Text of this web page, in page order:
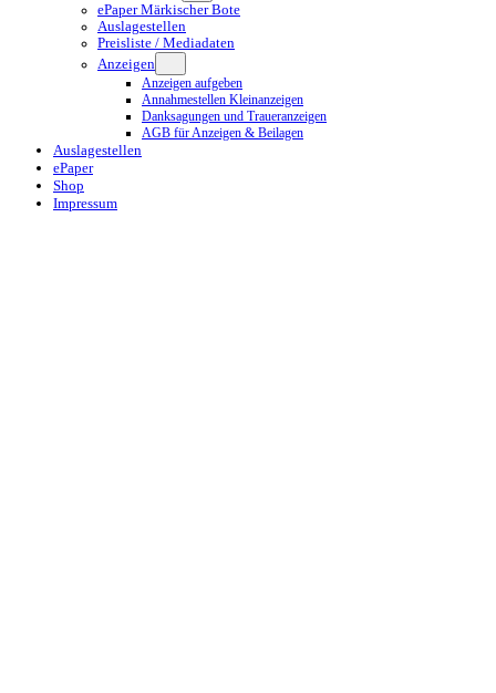
ePaper Märkischer Bote
Auslagestellen
Preisliste / Mediadaten
Anzeigen
Anzeigen aufgeben
Annahmestellen Kleinanzeigen
Danksagungen und Traueranzeigen
AGB für Anzeigen & Beilagen
Auslagestellen
ePaper
Shop
Impressum